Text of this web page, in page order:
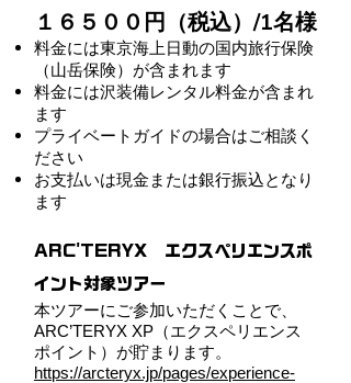
１６５００円（税込）/1名様
料金には東京海上日動の国内旅行保険
（山岳保険）が含まれます
料金には沢装備レンタル料金が含まれ
ます
プライベートガイドの場合はご相談く
ださい
お支払いは現金または銀行振込となり
ます
ARC'TERYX エクスペリエンスポ
イント対象ツアー
本ツアーにご参加いただくことで、
ARC’TERYX XP（エクスペリエンス
ポイント）が貯まります。
https://arcteryx.jp/pages/experience-